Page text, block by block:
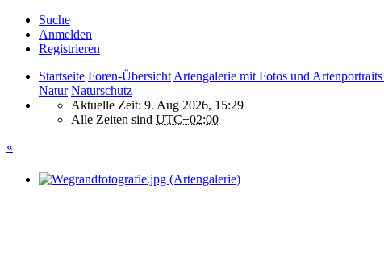
Suche
Anmelden
Registrieren
Startseite Foren-Übersicht Artengalerie mit Fotos und
Natur Naturschutz
Aktuelle Zeit: 9. Aug 2026, 15:29
Alle Zeiten sind UTC+02:00
«